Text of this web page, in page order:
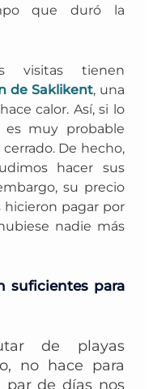
que duró la
visitas tienen
de Saklikent, una
calor. Así, si lo
es muy probable
De hecho,
hacer sus
su precio
pagar por
nadie más
suficientes para
de playas
no hace para
par de días nos